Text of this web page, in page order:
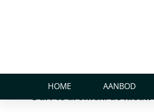
HOME AANBOD
Stradale
Durf te dromen: de